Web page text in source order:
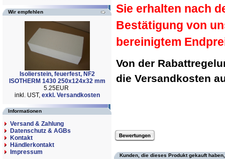
Wir empfehlen
Isolierstein, feuerfest, NF2
ISOTHERM 1430 250x124x32 mm
5.25EUR
inkl. UST, exkl. Versandkosten
Informationen
Versand & Zahlung
Datenschutz & AGBs
Kontakt
Händlerkontakt
Impressum
Sie erhalten nach
Bestätigung von
bereinigtem
Von der
die Versandkosten
Kunden, die dieses Produkt gekauft